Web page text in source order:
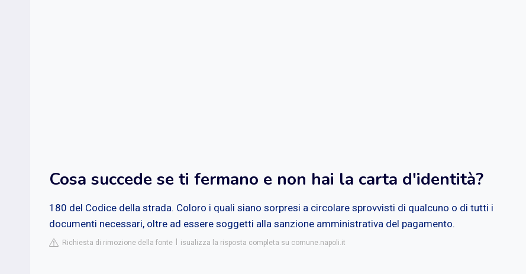
Cosa succede se ti fermano e non hai la carta d'identità?
180 del Codice della strada. Coloro i quali siano sorpresi a circolare sprovvisti di qualcuno o di tutti i
documenti necessari, oltre ad essere soggetti alla sanzione amministrativa del pagamento.
Richiesta di rimozione della fonte isualizza la risposta completa su comune.napoli.it